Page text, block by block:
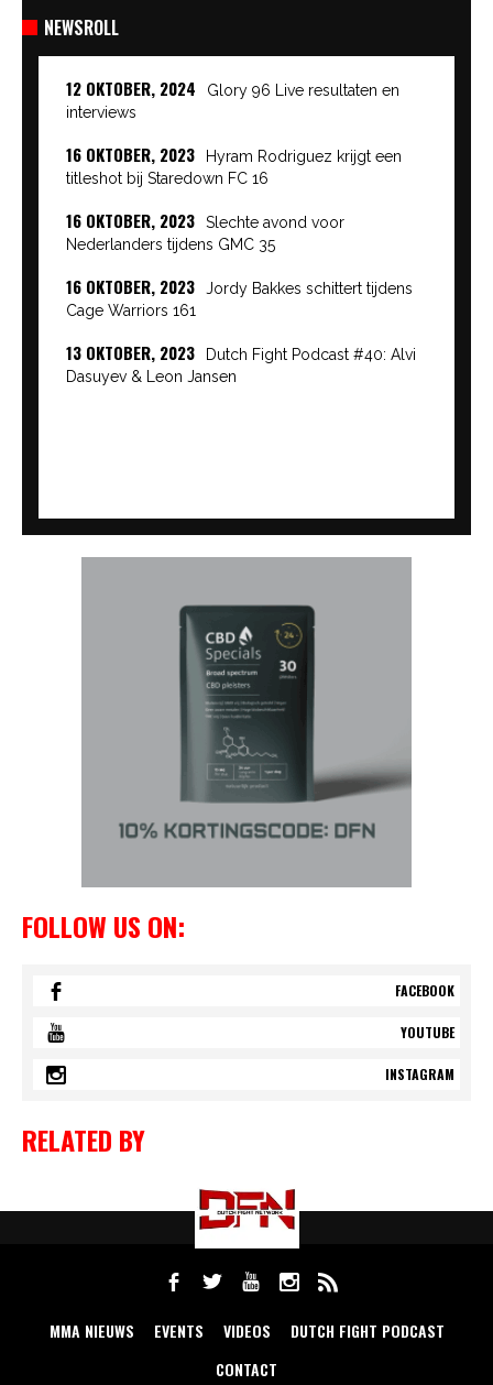
NEWSROLL
12 OKTOBER, 2024
Glory 96 Live resultaten en
interviews
16 OKTOBER, 2023
Hyram Rodriguez krijgt een
titleshot bij Staredown FC 16
16 OKTOBER, 2023
Slechte avond voor
Nederlanders tijdens GMC 35
16 OKTOBER, 2023
Jordy Bakkes schittert tijdens
Cage Warriors 161
13 OKTOBER, 2023
Dutch Fight Podcast #40: Alvi
Dasuyev & Leon Jansen
FOLLOW US ON:
FACEBOOK
YOUTUBE
INSTAGRAM
RELATED BY
MMA NIEUWS EVENTS VIDEOS
DUTCH FIGHT PODCAST
CONTACT